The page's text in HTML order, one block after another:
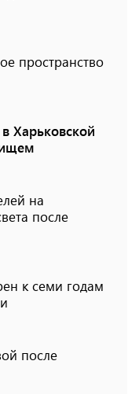
пространство
Харьковской
на
после
к семи годам
после